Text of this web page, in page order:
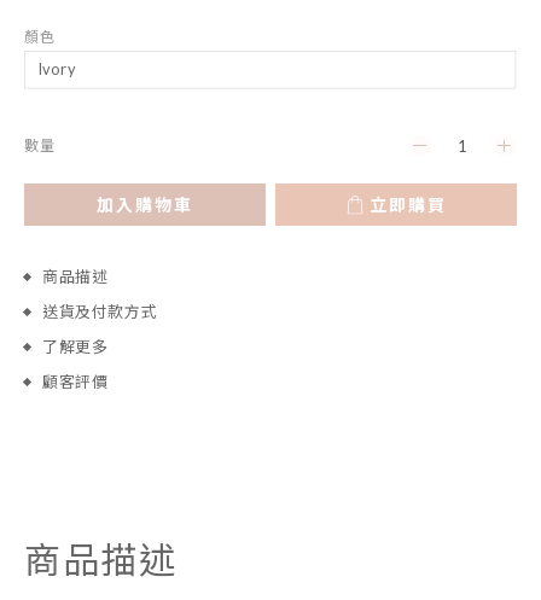
顏色
數量
加入購物車 立即購買
商品描述
送貨及付款方式
了解更多
顧客評價
商品描述